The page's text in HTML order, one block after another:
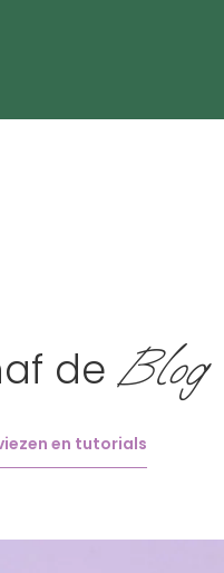
de Blog
en tutorials